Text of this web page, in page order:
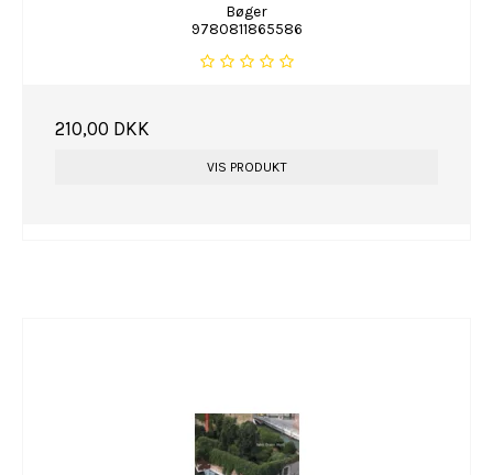
Bøger
9780811865586
210,00 DKK
VIS PRODUKT